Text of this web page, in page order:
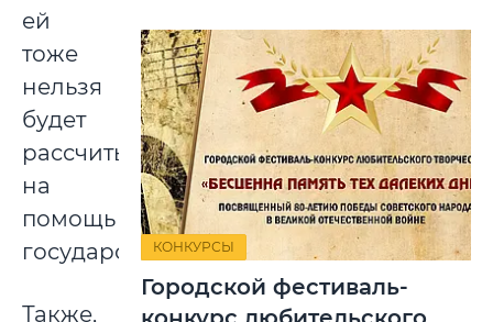
ей
тоже
нельзя
будет
рассчитывать
на
помощь
государства.
Также,
КОНКУРСЫ
Городской фестиваль-